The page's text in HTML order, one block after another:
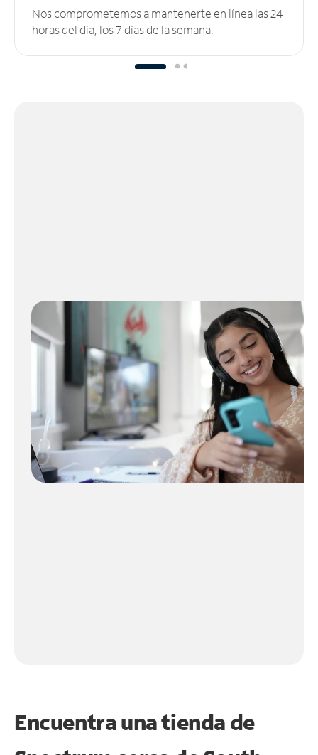
Nos comprometemos a mantenerte en línea las 24
horas del día, los 7 días de la semana.
Encuentra una tienda de